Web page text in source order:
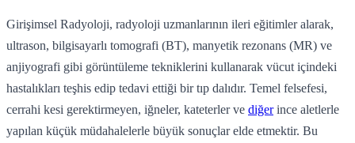
Girişimsel Radyoloji, radyoloji uzmanlarının ileri eğitimler alarak,
ultrason, bilgisayarlı tomografi (BT), manyetik rezonans (MR) ve
anjiyografi gibi görüntüleme tekniklerini kullanarak vücut içindeki
hastalıkları teşhis edip tedavi ettiği bir tıp dalıdır. Temel felsefesi,
cerrahi kesi gerektirmeyen, iğneler, kateterler ve diğerince aletlerle
yapılan küçük müdahalelerle büyük sonuçlar elde etmektir. Bu